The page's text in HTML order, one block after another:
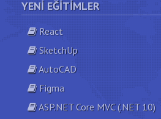
YENI EĞITIMLER
React
SketchUp
AutoCAD
Figma
ASP.NET Core MVC (.NET 10)